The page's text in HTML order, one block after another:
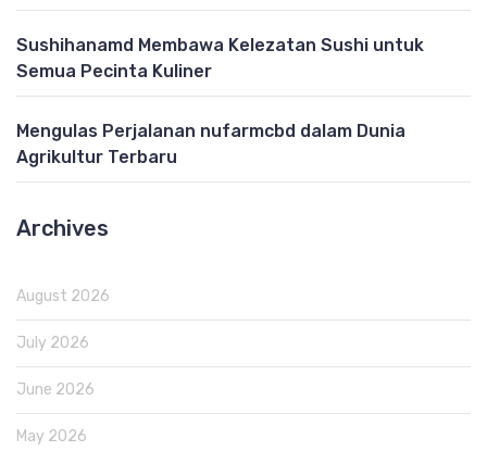
Sushihanamd Membawa Kelezatan Sushi untuk
Semua Pecinta Kuliner
Mengulas Perjalanan nufarmcbd dalam Dunia
Agrikultur Terbaru
Archives
August 2026
July 2026
June 2026
May 2026